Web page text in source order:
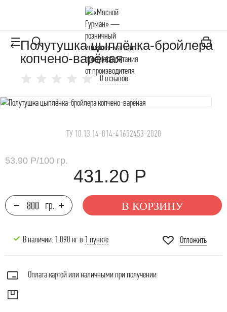
Полутушка цыплёнка-бройлера
копчено-варёная
0 отзывов
ТУ 10.13.14-014-41652453-2020
53.90 Р/100 гр.
431.20 Р
В КОРЗИНУ
Отложить
В наличии: 1,090 кг в 1 пункте
Оплата картой или наличными при получении